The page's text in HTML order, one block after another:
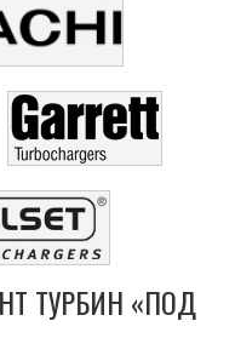
ТУРБИН «ПОД